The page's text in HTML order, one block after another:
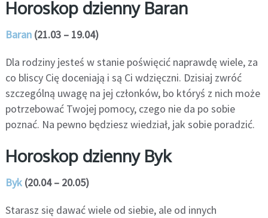
Horoskop dzienny Baran
Baran(21.03 – 19.04)
Dla rodziny jesteś w stanie poświęcić naprawdę wiele, za
co bliscy Cię doceniają i są Ci wdzięczni. Dzisiaj zwróć
szczególną uwagę na jej członków, bo któryś z nich może
potrzebować Twojej pomocy, czego nie da po sobie
poznać. Na pewno będziesz wiedział, jak sobie poradzić.
Horoskop dzienny Byk
Byk(20.04 – 20.05)
Starasz się dawać wiele od siebie, ale od innych